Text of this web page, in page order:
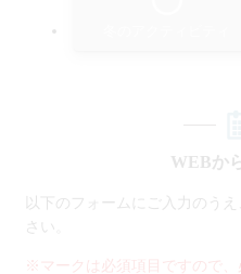
WEBか
以下のフォームにご入力のう
さい。
※マークは必須項目ですので、